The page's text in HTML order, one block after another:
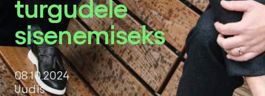
turgudele
sisenemiseks
08.10.2024
Uudis